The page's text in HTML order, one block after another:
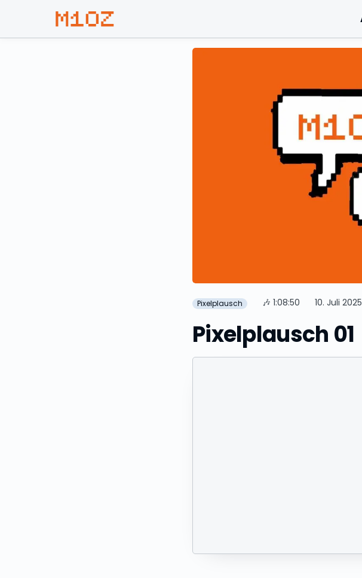
Pixelplausch 🎶 1:08:50 10. Juli 2025
Pixelplausch 01